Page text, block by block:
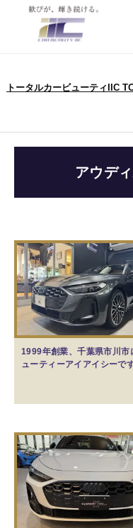
トータルカービューティIIC
アウデ
1999年創業、千葉県市川
ューティーアイアイシーで